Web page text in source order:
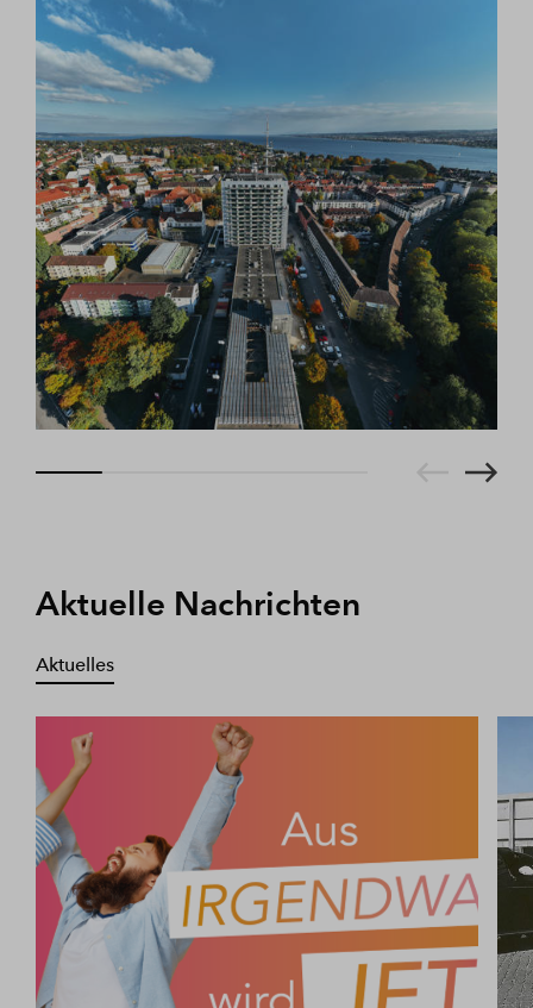
Aktuelle Nachrichten
Aktuelles